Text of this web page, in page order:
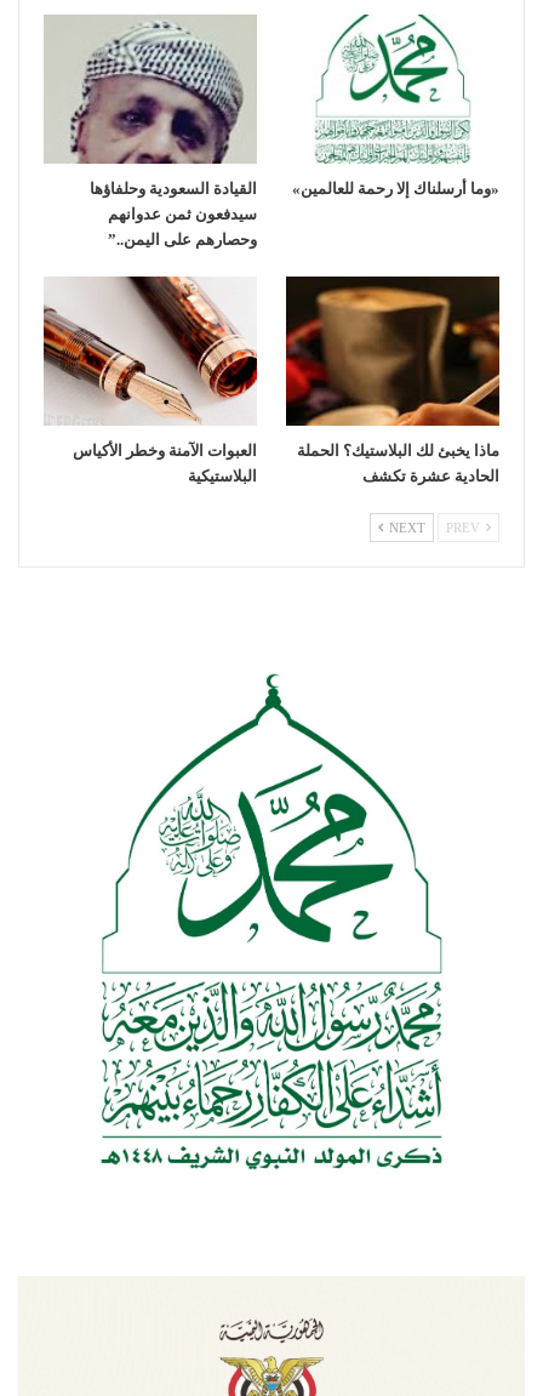
«وما أرسلناك إلا رحمة للعالمين»
القيادة السعودية وحلفاؤها
سيدفعون ثمن عدوانهم
وحصارهم على اليمن..”
ماذا يخبئ لك البلاستيك؟ الحملة
الحادية عشرة تكشف
العبوات الآمنة وخطر الأكياس
البلاستيكية
NEXT